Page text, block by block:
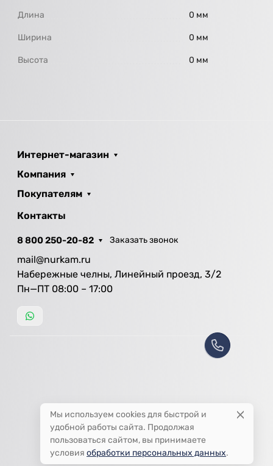
Длина 0 мм
Ширина 0 мм
Высота 0 мм
Интернет-магазин
Компания
Покупателям
Контакты
8 800 250-20-82 Заказать звонок
mail@nurkam.ru
Набережные челны, Линейный проезд, 3/2
Пн—ПТ 08:00 – 17:00
Мы используем cookies для быстрой и
удобной работы сайта. Продолжая
пользоваться сайтом, вы принимаете
условия обработки персональных данных.